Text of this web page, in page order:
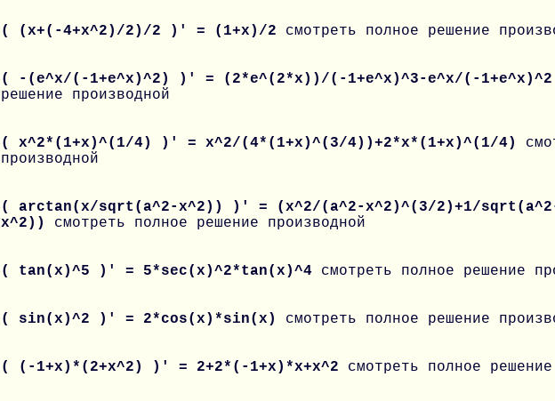
( (x+(-4+x^2)/2)/2 )' = (1+x)/2 смотреть полное решение
( -(e^x/(-1+e^x)^2) )' = (2*e^(2*x))/(-1+e^x)^3-e^x/(-1+e^x)^2
решение производной
( x^2*(1+x)^(1/4) )' = x^2/(4*(1+x)^(3/4))+2*x*(1+x)^(1/4)
производной
( arctan(x/sqrt(a^2-x^2)) )' = (x^2/(a^2-x^2)^(3/2)+1/
x^2)) смотреть полное решение производной
( tan(x)^5 )' = 5*sec(x)^2*tan(x)^4 смотреть полное решение
( sin(x)^2 )' = 2*cos(x)*sin(x) смотреть полное решение
( (-1+x)*(2+x^2) )' = 2+2*(-1+x)*x+x^2 смотреть полное